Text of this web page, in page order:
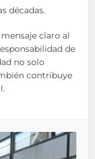
décadas.
claro al
de
no solo
contribuye